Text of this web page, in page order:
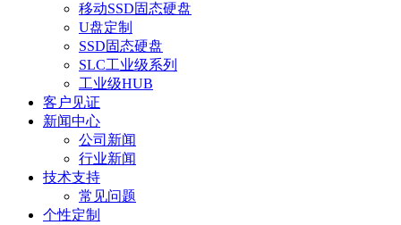
移动SSD固态硬盘
U盘定制
SSD固态硬盘
SLC工业级系列
工业级HUB
客户见证
新闻中心
公司新闻
行业新闻
技术支持
常见问题
个性定制